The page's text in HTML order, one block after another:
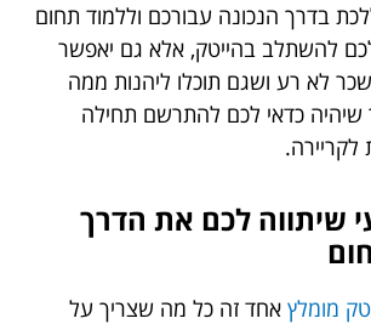
בדרך הנכונה עבורכם וללמוד תחום
להשתלב בהייטק, אלא גם יאפשר
לא רע ושגם תוכלו ליהנות ממה
כדאי לכם להתרשם תחילה
לקריירה.
שיתווה לכם את הדרך
מומלץ אחד זה כל מה שצריך על